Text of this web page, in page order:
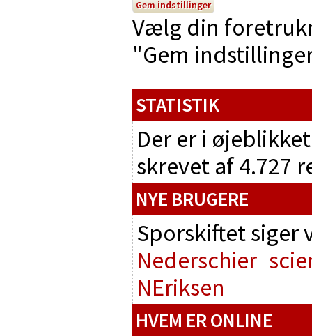
Vælg din
"Gem
STATISTIK
Der er i
skrevet af 4.727
NYE BRUGERE
Sporskiftet
Nederschier
NEriksen
HVEM ER ONLINE